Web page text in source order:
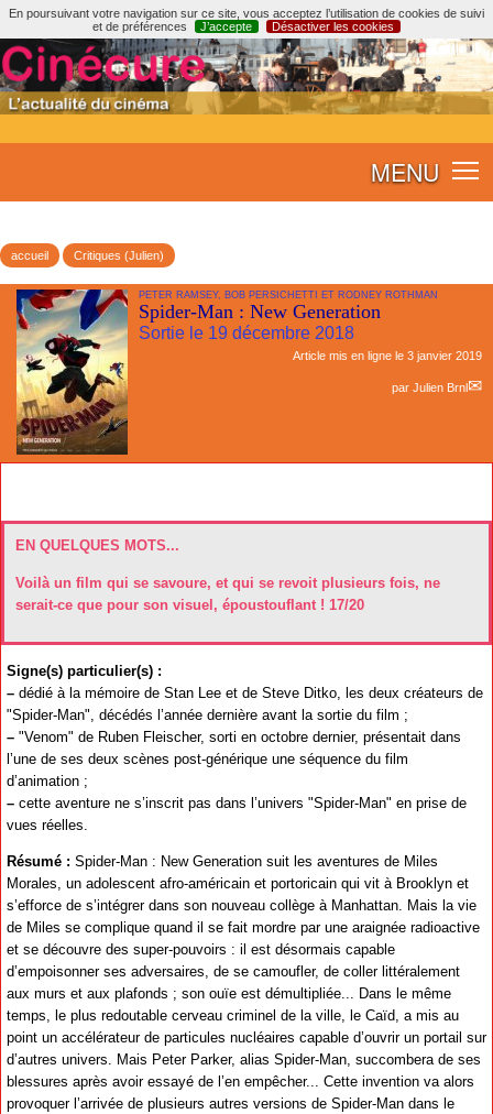
En poursuivant votre navigation sur ce site, vous acceptez l’utilisation de cookies de suivi
et de préférences
J’accepte Désactiver les cookies
MENU
accueil Critiques (Julien)
PETER RAMSEY, BOB PERSICHETTI ET RODNEY ROTHMAN
Spider-Man : New Generation
Sortie le 19 décembre 2018
Article mis en ligne le 3 janvier 2019
par Julien Brnl
EN QUELQUES MOTS...
Voilà un film qui se savoure, et qui se revoit plusieurs fois, ne
serait-ce que pour son visuel, époustouflant ! 17/20
Signe(s) particulier(s) :
– dédié à la mémoire de Stan Lee et de Steve Ditko, les deux créateurs de
"Spider-Man", décédés l’année dernière avant la sortie du film ;
– "Venom" de Ruben Fleischer, sorti en octobre dernier, présentait dans
l’une de ses deux scènes post-générique une séquence du film
d’animation ;
– cette aventure ne s’inscrit pas dans l’univers "Spider-Man" en prise de
vues réelles.
Résumé : Spider-Man : New Generation suit les aventures de Miles
Morales, un adolescent afro-américain et portoricain qui vit à Brooklyn et
s’efforce de s’intégrer dans son nouveau collège à Manhattan. Mais la vie
de Miles se complique quand il se fait mordre par une araignée radioactive
et se découvre des super-pouvoirs : il est désormais capable
d’empoisonner ses adversaires, de se camoufler, de coller littéralement
aux murs et aux plafonds ; son ouïe est démultipliée... Dans le même
temps, le plus redoutable cerveau criminel de la ville, le Caïd, a mis au
point un accélérateur de particules nucléaires capable d’ouvrir un portail sur
d’autres univers. Mais Peter Parker, alias Spider-Man, succombera de ses
blessures après avoir essayé de l’en empêcher... Cette invention va alors
provoquer l’arrivée de plusieurs autres versions de Spider-Man dans le